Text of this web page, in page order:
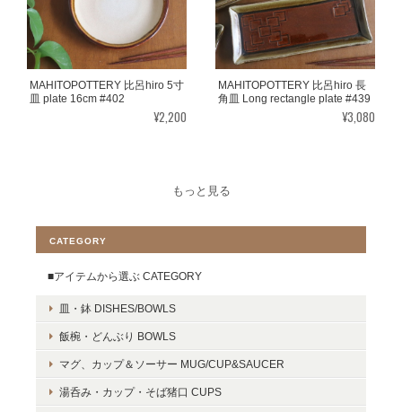
MAHITOPOTTERY 比呂hiro 5寸
皿 plate 16cm #402
¥2,200
MAHITOPOTTERY 比呂hiro 長
角皿 Long rectangle plate #439
¥3,080
もっと見る
CATEGORY
■アイテムから選ぶ CATEGORY
皿・鉢 DISHES/BOWLS
飯椀・どんぶり BOWLS
マグ、カップ＆ソーサー MUG/CUP&SAUCER
湯呑み・カップ・そば猪口 CUPS